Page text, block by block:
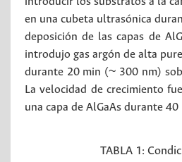
en una cubeta ultrasónica
deposición de las capas de
introdujo gas argón de alta
durante 20 min (~ 300 nm)
La velocidad de crecimiento
una capa de AlGaAs durante
TABLA 1: